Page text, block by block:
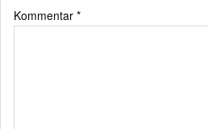
Kommentar *